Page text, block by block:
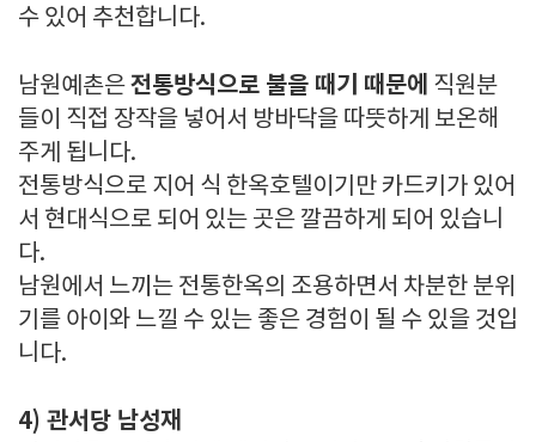
수 있어 추천합니다.
남원예촌은전통방식으로 불을 때기 때문에 직원분
들이 직접 장작을 넣어서 방바닥을 따뜻하게 보온해
주게 됩니다.
전통방식으로 지어 식 한옥호텔이기만 카드키가 있어
서 현대식으로 되어 있는 곳은 깔끔하게 되어 있습니
다.
남원에서 느끼는 전통한옥의 조용하면서 차분한 분위
기를 아이와 느낄 수 있는 좋은 경험이 될 수 있을 것입
니다.
4) 관서당 남성재